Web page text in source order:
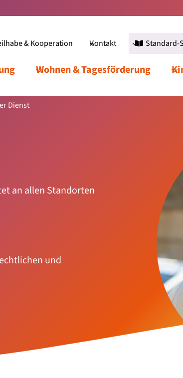
Standard-Sprache Produkte
Über die Werkstätten Leistungen
& Kooperation Kontakt Standard-
Wohnen & Tagesförderung
Dienst
an allen Standorten
und